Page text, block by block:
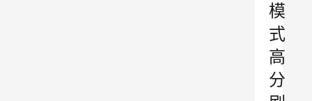
模
式
高
分